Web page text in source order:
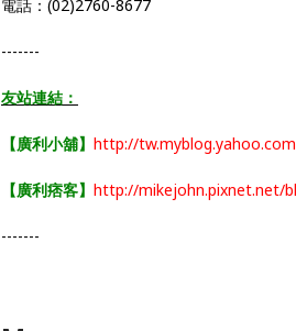
電話：(02)2760-8677
-------
友站連結：
【廣利小舖】 http://
【廣利痞客】 http://mikejohn.pixnet.net/
-------